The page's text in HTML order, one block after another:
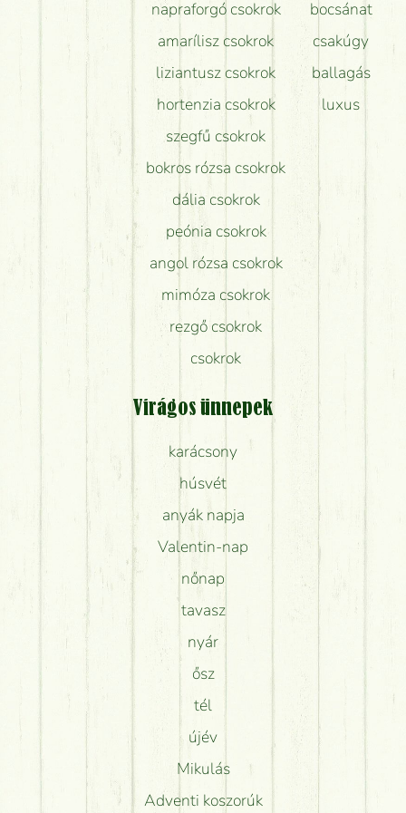
napraforgó csokrok
amarílisz csokrok
liziantusz csokrok
hortenzia csokrok
szegfű csokrok
bokros rózsa csokrok
dália csokrok
peónia csokrok
angol rózsa csokrok
mimóza csokrok
rezgő csokrok
csokrok
bocsánat
csakúgy
ballagás
luxus
Virágos ünnepek
karácsony
húsvét
anyák napja
Valentin-nap
nőnap
tavasz
nyár
ősz
tél
újév
Mikulás
Adventi koszorúk